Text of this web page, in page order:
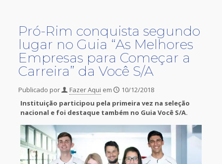
Pró-Rim conquista segundo
lugar no Guia “As Melhores
Empresas para Começar a
Carreira” da Você S/A
Publicado por Fazer Aqui em
10/12/2018
Instituição participou pela primeira vez na seleção
nacional e foi destaque também no Guia Você S/A.